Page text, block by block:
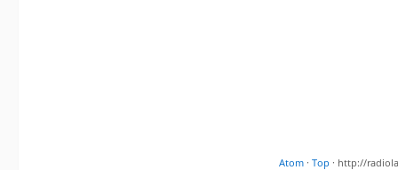
Atom · Top · http://